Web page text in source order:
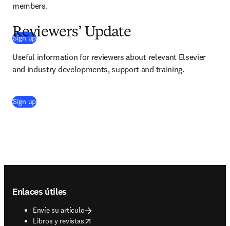
members.
Sign up(se abre en una nueva pestaña/ventana
Reviewers’ Update
Useful information for reviewers about relevant Elsevier
and industry developments, support and training.
Sign up(
Enlaces útiles
Envíe su artículo
Libros y revistas
opens in new tab/window